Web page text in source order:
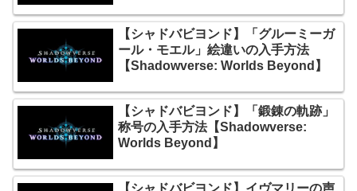
【シャドバビヨンド】「グルーミーガ
ール・モエル」絵違いの入手方法
【Shadowverse: Worlds Beyond】
【シャドバビヨンド】「鍛錬の軌跡」
称号の入手方法【Shadowverse:
Worlds Beyond】
【シャドバビヨンド】イヴマリーの声